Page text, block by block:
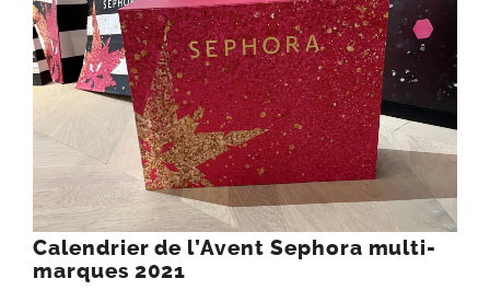
Calendrier de l’Avent Sephora multi-
marques 2021